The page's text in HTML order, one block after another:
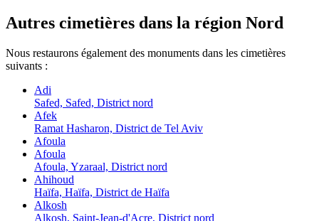
Autres cimetières dans la région Nord
Nous restaurons également des monuments dans les cimetières
suivants :
Adi
Safed, Safed, District nord
Afek
Ramat Hasharon, District de Tel Aviv
Afoula
Afoula
Afoula, Yzaraal, District nord
Ahihoud
Haïfa, Haïfa, District de Haïfa
Alkosh
Alkosh, Saint-Jean-d'Acre, District nord